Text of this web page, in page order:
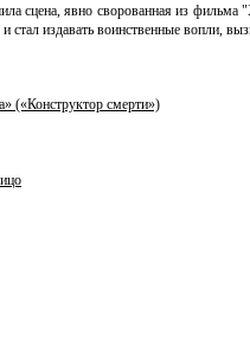
сцена, явно сворованная из фильма
стал издавать воинственные вопли,
(«Конструктор смерти»)